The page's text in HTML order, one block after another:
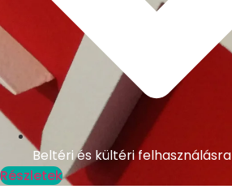
Beltéri és kültéri felhasználásra
Részletek